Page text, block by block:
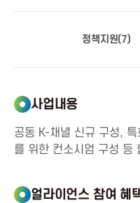
C
T
P
r
정책지원(7)
사업내용
공동 K-채녈 신규 구성,
를 위한 컨소시엄 구성 등
얼라이언스 참여 혜